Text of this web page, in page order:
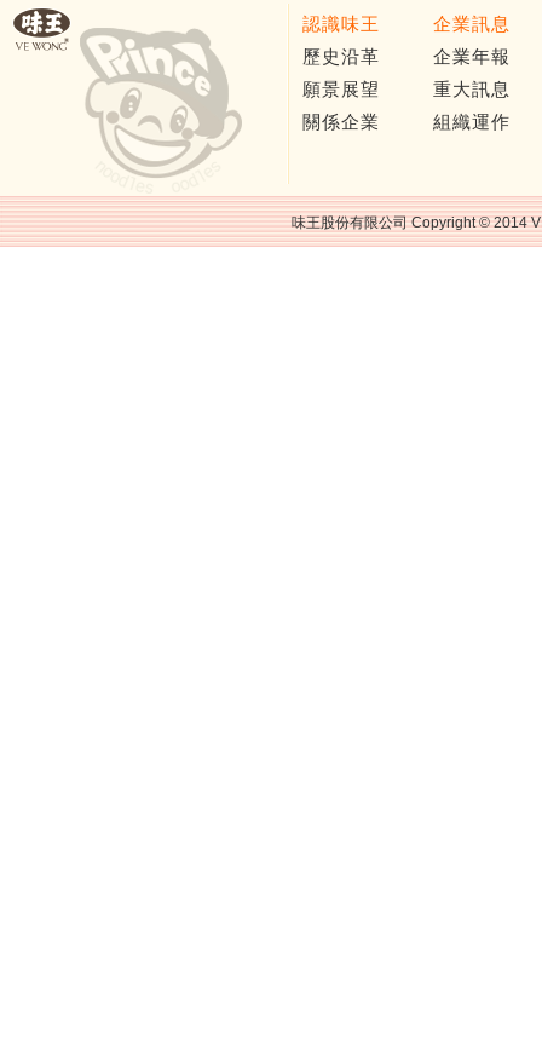
認識味王
歷史沿革
願景展望
關係企業
企業訊息
企業年報
重大訊息
組織運作
味王股份有限公司 Copyright © 2014